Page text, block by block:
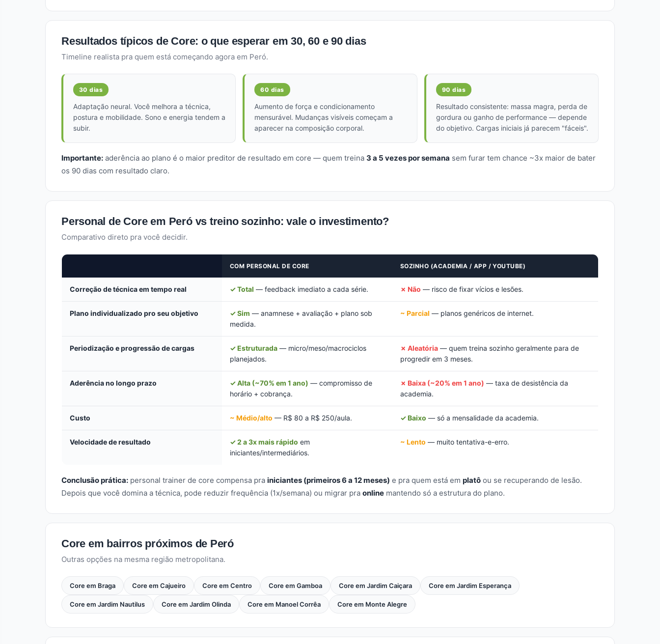
Resultados típicos de Core: o que esperar em 30, 60 e 90 dias
Timeline realista pra quem está começando agora em Peró.
30 dias
Adaptação neural. Você melhora a técnica,
postura e mobilidade. Sono e energia tendem a
subir.
60 dias
Aumento de força e condicionamento
mensurável. Mudanças visíveis começam a
aparecer na composição corporal.
90 dias
Resultado consistente: massa magra, perda de
gordura ou ganho de performance — depende
do objetivo. Cargas iniciais já parecem "fáceis".
Importante: aderência ao plano é o maior preditor de resultado em core — quem treina 3 a 5 vezes por semana sem furar tem chance ~3x maior de bater
os 90 dias com resultado claro.
Personal de Core em Peró vs treino sozinho: vale o investimento?
Comparativo direto pra você decidir.
COM PERSONAL DE CORE SOZINHO (ACADEMIA / APP / YOUTUBE)
Correção de técnica em tempo real ✓ Total — feedback imediato a cada série. ✗ Não — risco de fixar vícios e lesões.
Plano individualizado pro seu objetivo ✓ Sim — anamnese + avaliação + plano sob
medida.
~ Parcial — planos genéricos de internet.
Periodização e progressão de cargas ✓ Estruturada — micro/meso/macrociclos
planejados.
✗ Aleatória — quem treina sozinho geralmente para de
progredir em 3 meses.
Aderência no longo prazo ✓ Alta (~70% em 1 ano) — compromisso de
horário + cobrança.
✗ Baixa (~20% em 1 ano) — taxa de desistência da
academia.
Custo ~ Médio/alto — R$ 80 a R$ 250/aula. ✓ Baixo — só a mensalidade da academia.
Velocidade de resultado ✓ 2 a 3x mais rápido em
iniciantes/intermediários.
~ Lento — muito tentativa-e-erro.
Conclusão prática: personal trainer de core compensa pra iniciantes (primeiros 6 a 12 meses) e pra quem está em platô ou se recuperando de lesão.
Depois que você domina a técnica, pode reduzir frequência (1x/semana) ou migrar pra online mantendo só a estrutura do plano.
Core em bairros próximos de Peró
Outras opções na mesma região metropolitana.
Core em Braga Core em Cajueiro Core em Centro Core em Gamboa Core em Jardim Caiçara Core em Jardim Esperança
Core em Jardim Nautilus Core em Jardim Olinda Core em Manoel Corrêa Core em Monte Alegre